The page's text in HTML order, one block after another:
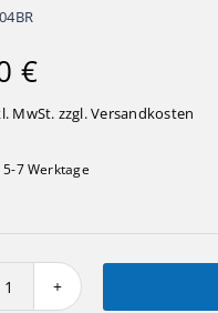
€
MwSt. zzgl.Versandkosten
5-7 Werktage
Gartenplastik